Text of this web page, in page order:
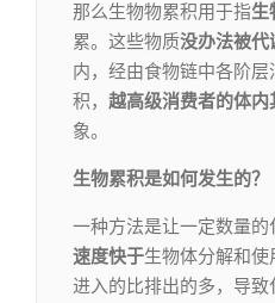
那么生物物累积用于指生
累。这些物质没办法被代
内，经由食物链中各阶
积， 越高级消费者的体
象。
生物累积是如何发生的？
一种方法是让一定数量
速度快于生物体分解和
进入的比排出的多，导